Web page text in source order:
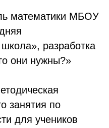
математики МБОУ
разработка
они нужны?»
занятия по
для учеников